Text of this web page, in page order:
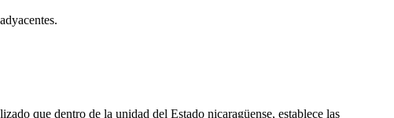
que dentro de la unidad del Estado nicaragüense, establece las